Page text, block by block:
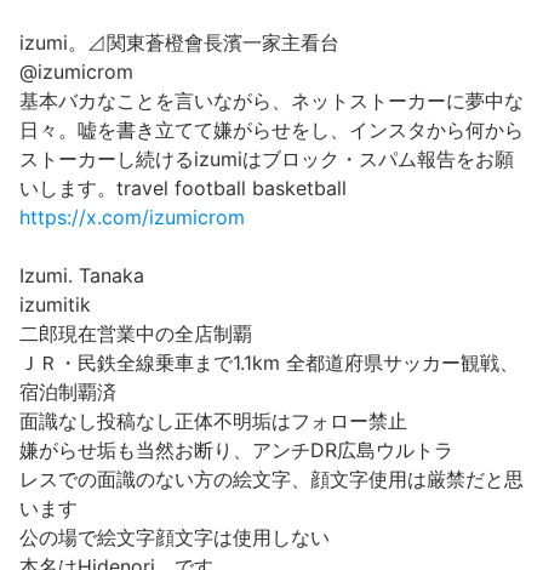
izumi。⊿関東蒼橙會長濱一家主看台
@izumicrom
基本バカなことを言いながら、ネットストーカーに夢中な
日々。嘘を書き立てて嫌がらせをし、インスタから何から
ストーカーし続けるizumiはブロック・スパム報告をお願
いします。travel football basketball
https://x.com/izumicrom
Izumi. Tanaka
izumitik
二郎現在営業中の全店制覇
ＪＲ・民鉄全線乗車まで1.1km 全都道府県サッカー観戦、
宿泊制覇済
面識なし投稿なし正体不明垢はフォロー禁止
嫌がらせ垢も当然お断り、アンチDR広島ウルトラ
レスでの面識のない方の絵文字、顔文字使用は厳禁だと思
います
公の場で絵文字顔文字は使用しない